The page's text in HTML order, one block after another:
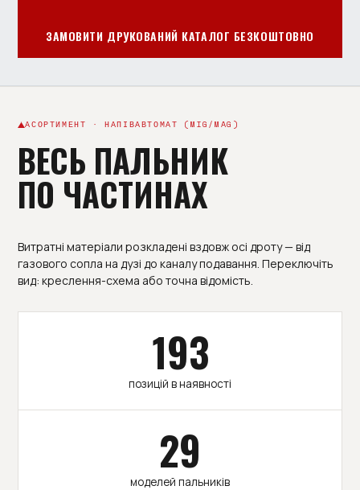
ЗАМОВИТИ ДРУКОВАНИЙ КАТАЛОГ БЕЗКОШТОВНО
АСОРТИМЕНТ · НАПІВАВТОМАТ (MIG/MAG)
ВЕСЬ ПАЛЬНИК
ПО ЧАСТИНАХ
Витратні матеріали розкладені вздовж осі дроту — від
газового сопла на дузі до каналу подавання. Переключіть
вид: креслення-схема або точна відомість.
193
позицій в наявності
29
моделей пальників